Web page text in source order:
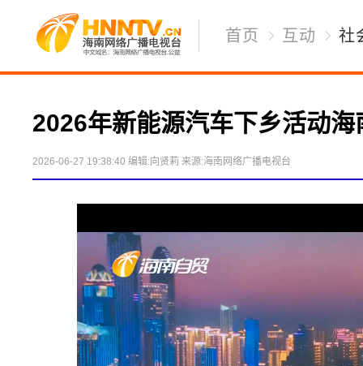
首页 互动 社
2026年新能源汽车下乡活动
2026-06-27 19:38:40 编辑:向贤莉 来源:海南网络广播电视台